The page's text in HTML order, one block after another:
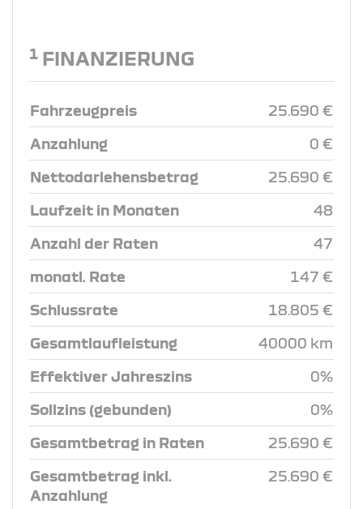
1 FINANZIERUNG
Fahrzeugpreis 25.690 €
Anzahlung 0 €
Nettodarlehensbetrag 25.690 €
Laufzeit in Monaten 48
Anzahl der Raten 47
monatl. Rate 147 €
Schlussrate 18.805 €
Gesamtlaufleistung 40000 km
Effektiver Jahreszins 0%
Sollzins (gebunden) 0%
Gesamtbetrag in Raten 25.690 €
Gesamtbetrag inkl.
Anzahlung
25.690 €